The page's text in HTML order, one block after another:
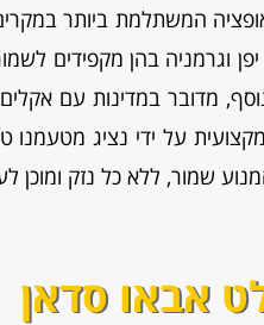
המשתלמת ביותר
וגרמניה בהן מקפידים
מדובר במדינות עם
על ידי נציג
שמור, ללא כל נזק ומוכן
אבאו סדאן